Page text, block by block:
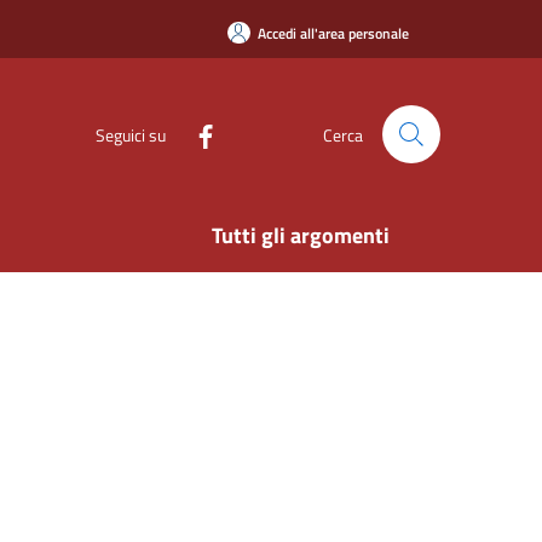
Accedi all'area personale
Seguici su Cerca
Tutti gli argomenti